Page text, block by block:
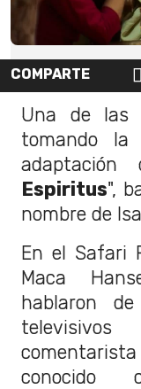
COMPARTE
Una de las
tomando
Espiritus",
nombre de
En el Safari
Maca
hablaron
conocido